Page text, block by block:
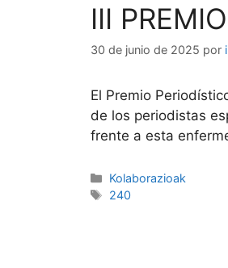
III
30 de junio de 2025 por
El Premio
de los periodistas
frente a esta
Kolaborazioak
240